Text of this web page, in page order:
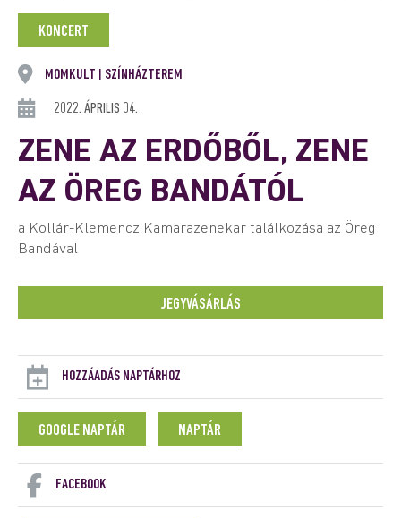
KONCERT
MOMKULT SZÍNHÁZTEREM
2022. ÁPRILIS 04.
ZENE AZ ERDŐBŐL, ZENE
AZ ÖREG BANDÁTÓL
a Kollár-Klemencz Kamarazenekar találkozása az Öreg
Bandával
JEGYVÁSÁRLÁS
HOZZÁADÁS NAPTÁRHOZ
GOOGLE NAPTÁR NAPTÁR
FACEBOOK